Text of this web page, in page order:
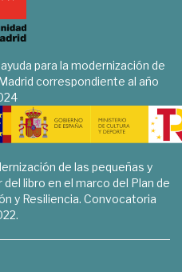
para la modernización de
correspondiente al año
de las pequeñas y
libro en el marco del Plan de
y Resiliencia. Convocatoria